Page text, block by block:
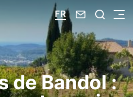
FR Nous Je
Menu
de Bandol :